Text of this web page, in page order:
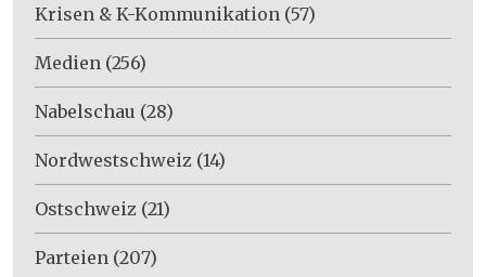
Krisen & K-Kommunikation (57)
Medien (256)
Nabelschau (28)
Nordwestschweiz (14)
Ostschweiz (21)
Parteien (207)